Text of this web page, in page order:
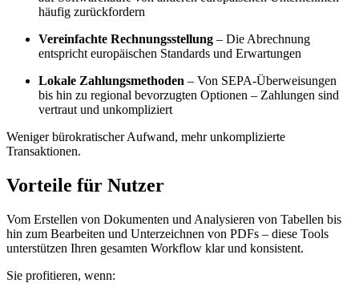
häufig zurückfordern
Vereinfachte Rechnungsstellung – Die Abrechnung
entspricht europäischen Standards und Erwartungen
Lokale Zahlungsmethoden – Von SEPA-Überweisungen
bis hin zu regional bevorzugten Optionen – Zahlungen sind
vertraut und unkompliziert
Weniger bürokratischer Aufwand, mehr unkomplizierte
Transaktionen.
Vorteile für Nutzer
Vom Erstellen von Dokumenten und Analysieren von Tabellen bis
hin zum Bearbeiten und Unterzeichnen von PDFs – diese Tools
unterstützen Ihren gesamten Workflow klar und konsistent.
Sie profitieren, wenn: